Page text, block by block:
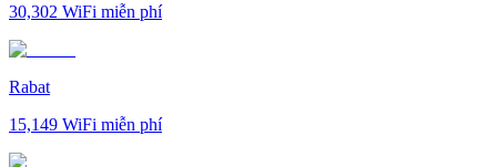
30,302 WiFi miễn phí
Rabat
15,149 WiFi miễn phí